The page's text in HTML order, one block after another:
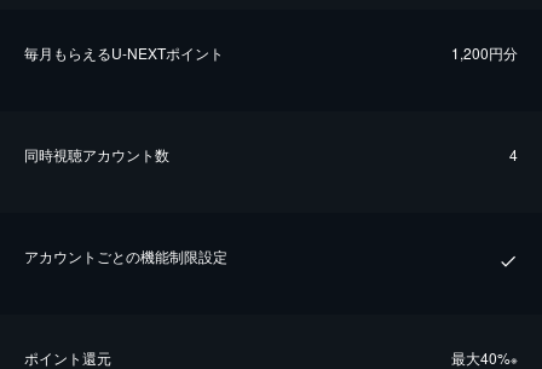
毎⽉もらえるU-NEXTポイント 1,200円分
同時視聴アカウント数 4
アカウントごとの機能制限設定
ポイント還元 最⼤40%※